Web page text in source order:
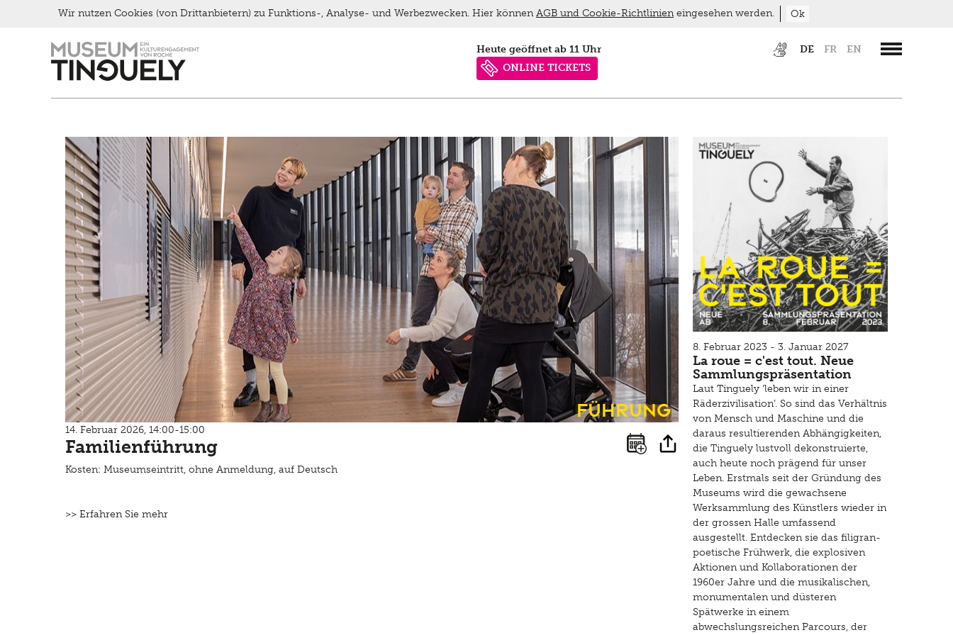
Hauptnavigation
DE FR EN
heute geöffnet ab 11 Uhr
ONLINE TICKETS
Führung
14. Februar 2026, 14:00-15:00
Familienführung
Kosten: Museumseintritt, ohne Anmeldung, auf Deutsch
>> Erfahren Sie mehr
8. Februar 2023 - 3. Januar 2027
La roue = c'est tout. Neue
Sammlungspräsentation
Laut Tinguely ‘leben wir in einer
Räderzivilisation’. So sind das Verhältnis
von Mensch und Maschine und die
daraus resultierenden Abhängigkeiten,
die Tinguely lustvoll dekonstruierte,
auch heute noch prägend für unser
Leben. Erstmals seit der Gründung des
Museums wird die gewachsene
Werksammlung des Künstlers wieder in
der grossen Halle umfassend
ausgestellt. Entdecken sie das filigran-
poetische Frühwerk, die explosiven
Aktionen und Kollaborationen der
1960er Jahre und die musikalischen,
monumentalen und düsteren
Spätwerke in einem
abwechslungsreichen Parcours, der
Wir nutzen Cookies (von Drittanbietern) zu Funktions-, Analyse- und Werbezwecken. Hier könnenAGB und Cookie-Richtlinieneingesehen werden. Ok